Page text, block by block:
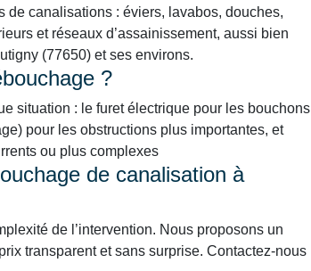
de canalisations : éviers, lavabos, douches,
et réseaux d’assainissement, aussi bien
(77650) et ses environs.
?
situation : le furet électrique pour les bouchons
pour les obstructions plus importantes, et
ou plus complexes
de canalisation à
de l’intervention. Nous proposons un
transparent et sans surprise. Contactez-nous